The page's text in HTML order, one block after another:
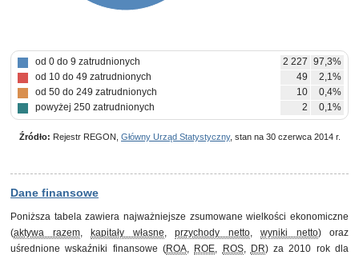
od 0 do 9 zatrudnionych 2 227 97,3%
od 10 do 49 zatrudnionych
49
2,1%
od 50 do 249 zatrudnionych
10
0,4%
powyżej 250 zatrudnionych
2 0,1%
Źródło: Rejestr REGON, Główny Urząd Statystyczny, stan na 30 czerwca 2014 r.
Dane finansowe
Poniższa tabela zawiera najważniejsze zsumowane wielkości ekonomiczne
(aktywa razem, kapitały własne, przychody netto, wyniki netto) oraz
uśrednione wskaźniki finansowe (ROA, ROE, ROS, DR) za 2010 rok dla